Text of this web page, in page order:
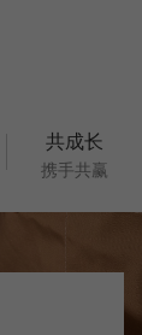
共成长
携手共赢